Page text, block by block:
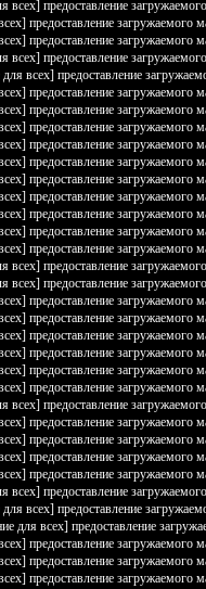
всех] предоставление
предоставление загружаемого
предоставление загружаемого
всех] предоставление
всех] предоставление
предоставление загружаемого
предоставление загружаемого
предоставление загружаемого
предоставление загружаемого
предоставление загружаемого
предоставление загружаемого
предоставление загружаемого
предоставление загружаемого
предоставление загружаемого
предоставление загружаемого
всех] предоставление
всех] предоставление
предоставление загружаемого
предоставление загружаемого
предоставление загружаемого
предоставление загружаемого
предоставление загружаемого
предоставление загружаемого
всех] предоставление
предоставление загружаемого
предоставление загружаемого
предоставление загружаемого
предоставление загружаемого
всех] предоставление
всех] предоставление
для всех] предоставление
предоставление загружаемого
предоставление загружаемого
предоставление загружаемого